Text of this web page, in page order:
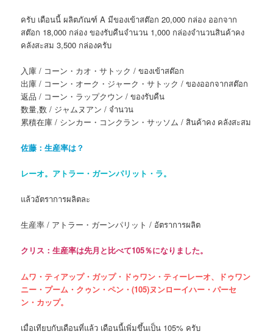
ครับ เดือนนี้ ผลิตภัณฑ์ A มีของเข้าสต๊อก 20,000 กล่อง ออกจาก
สต๊อก 18,000 กล่อง ของรับคืนจำนวน 1,000 กล่องจำนวนสินค้าคง
คลังสะสม 3,500 กล่องครับ
入庫 / コーン・カオ・サトック / ของเข้าสต๊อก
出庫 / コーン・オーク・ジャーク・サトック / ของออกจากสต๊อก
返品 / コーン・ラップクウン / ของรับคืน
数量,数 / ジャムヌアン / จำนวน
累積在庫 / シンカー・コンクラン・サッソム / สินค้าคง คลังสะสม
佐藤：生産率は？
レーオ。アトラー・ガーンパリット・ラ。
แล้วอัตราการผลิตละ
生産率 / アトラー・ガーンパリット / อัตราการผลิต
クリス：生産率は先月と比べて105％になりました。
ムワ・ティアップ・ガップ・ドゥワン・ティーレーオ、ドゥワン
ニー・プーム・クゥン・ペン・(105)ヌンローイハー・パーセ
ン・カップ。
เมื่อเทียบกับเดือนที่แล้ว เดือนนี้เพิ่มขึ้นเป็น 105% ครับ